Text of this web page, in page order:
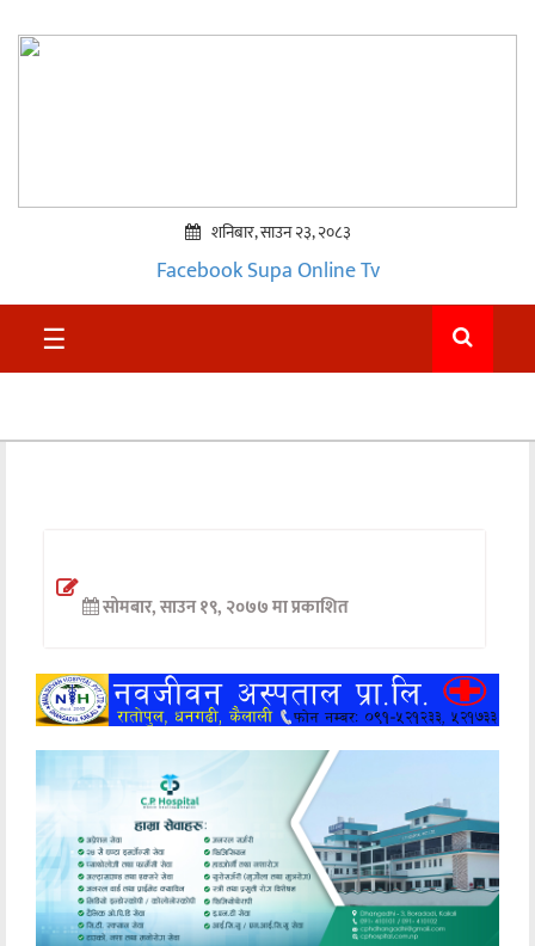
प्रमुख
समाचार
राजनीति
अन्तर्वार्ता
खेलकुद
मनोरञ्जन
अन्य
शनिबार, साउन २३, २०८३
FacebookSupa Online Tv
☰
सोमबार, साउन १९, २०७७ मा प्रकाशित